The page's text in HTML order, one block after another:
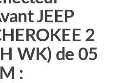
JEEP
2
WK) de 05
: